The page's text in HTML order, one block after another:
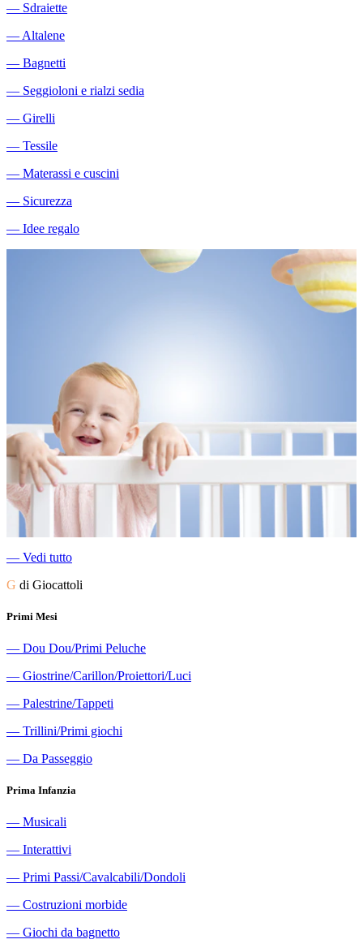
― Sdraiette
―Altalene
― Bagnetti
― Seggioloni e rialzi sedia
― Girelli
― Tessile
― Materassi e cuscini
― Sicurezza
― Idee regalo
― Vedi tutto
G di Giocattoli
Primi Mesi
― Dou Dou/Primi Peluche
― Giostrine/Carillon/Proiettori/Luci
― Palestrine/Tappeti
― Trillini/Primi giochi
― Da Passeggio
Prima Infanzia
― Musicali
― Interattivi
― Primi Passi/Cavalcabili/Dondoli
― Costruzioni morbide
― Giochi da bagnetto